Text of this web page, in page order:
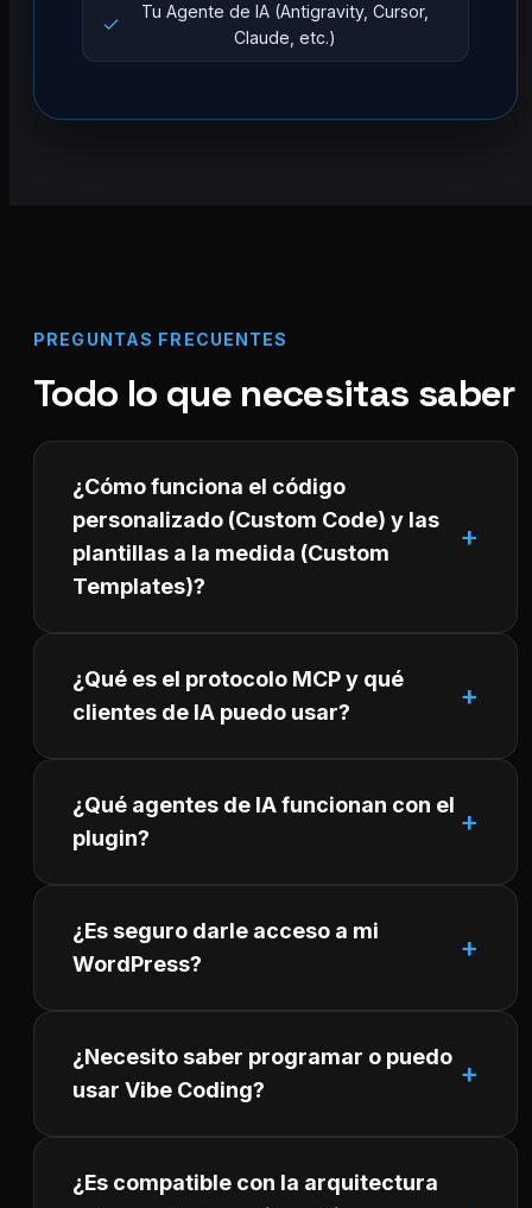
Tu Agente de IA (Antigravity, Cursor,
Claude, etc.)
PREGUNTAS FRECUENTES
Todo lo que necesitas saber
¿Cómo funciona el código
personalizado (Custom Code) y las
plantillas a la medida (Custom
Templates)?
¿Qué es el protocolo MCP y qué
clientes de IA puedo usar?
¿Qué agentes de IA funcionan con el
plugin?
¿Es seguro darle acceso a mi
WordPress?
¿Necesito saber programar o puedo
usar Vibe Coding?
¿Es compatible con la arquitectura